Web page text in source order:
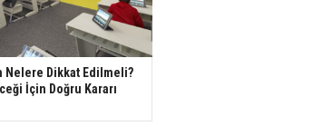
Nelere Dikkat Edilmeli?
İçin Doğru Kararı